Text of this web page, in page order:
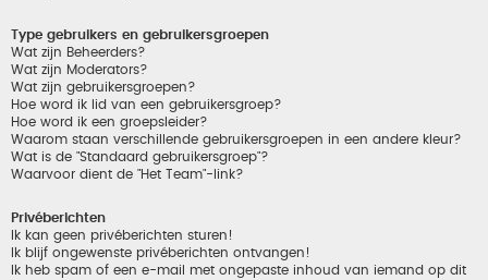
Type gebruikers en gebruikersgroepen
Wat zijn Beheerders?
Wat zijn Moderators?
Wat zijn gebruikersgroepen?
Hoe word ik lid van een gebruikersgroep?
Hoe word ik een groepsleider?
Waarom staan verschillende gebruikersgroepen in een andere kleur?
Wat is de "Standaard gebruikersgroep"?
Waarvoor dient de "Het Team"-link?
Privéberichten
Ik kan geen privéberichten sturen!
Ik blijf ongewenste privéberichten ontvangen!
Ik heb spam of een e-mail met ongepaste inhoud van iemand op dit